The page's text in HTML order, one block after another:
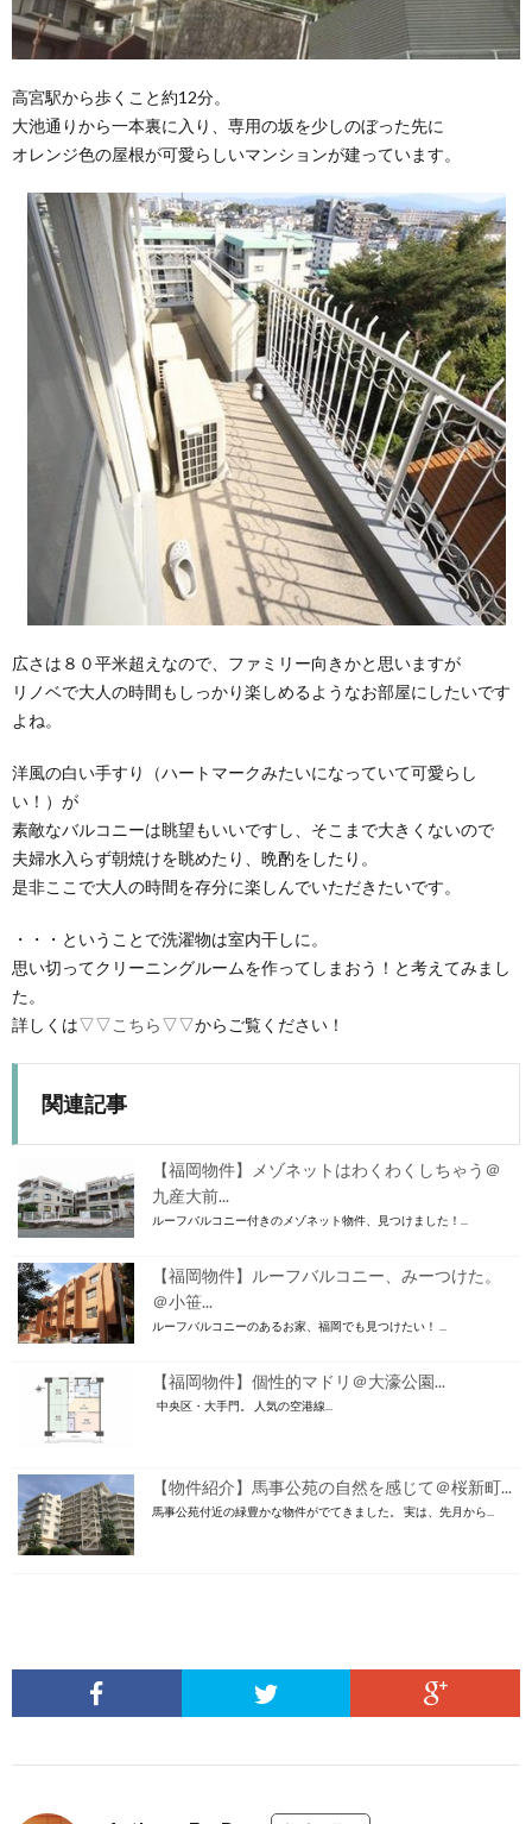
高宮駅から歩くこと約12分。
大池通りから一本裏に入り、専用の坂を少しのぼった先に
オレンジ色の屋根が可愛らしいマンションが建っています。
広さは８０平米超えなので、ファミリー向きかと思いますが
リノベで大人の時間もしっかり楽しめるようなお部屋にしたいです
よね。
洋風の白い手すり（ハートマークみたいになっていて可愛らし
い！）が
素敵なバルコニーは眺望もいいですし、そこまで大きくないので
夫婦水入らず朝焼けを眺めたり、晩酌をしたり。
是非ここで大人の時間を存分に楽しんでいただきたいです。
・・・ということで洗濯物は室内干しに。
思い切ってクリーニングルームを作ってしまおう！と考えてみまし
た。
詳しくは▽▽こちら▽▽からご覧ください！
関連記事
【福岡物件】メゾネットはわくわくしちゃう＠
九産大前...
ルーフバルコニー付きのメゾネット物件、見つけました！...
【福岡物件】ルーフバルコニー、みーつけた。
＠小笹...
ルーフバルコニーのあるお家、福岡でも見つけたい！ ...
【福岡物件】個性的マドリ＠大濠公園...
中央区・大手門。 人気の空港線...
【物件紹介】馬事公苑の自然を感じて＠桜新町...
馬事公苑付近の緑豊かな物件がでてきました。 実は、先月から...